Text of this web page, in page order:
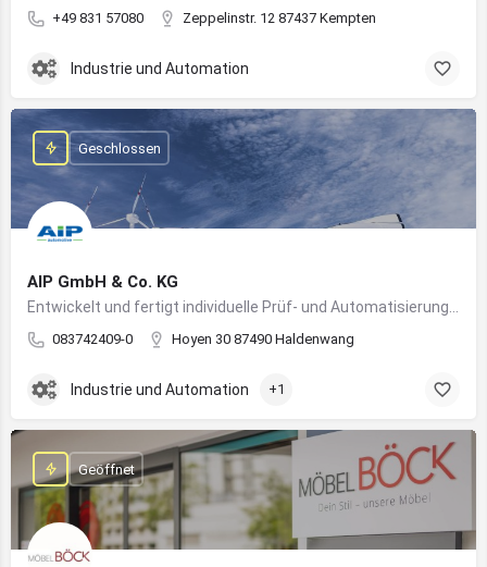
+49 831 57080 Zeppelinstr. 12 87437 Kempten
Industrie und Automation
AIP GmbH & Co. KG
083742409-0 Hoyen 30 87490 Haldenwang
Geschlossen
Industrie und Automation +1
Geöffnet